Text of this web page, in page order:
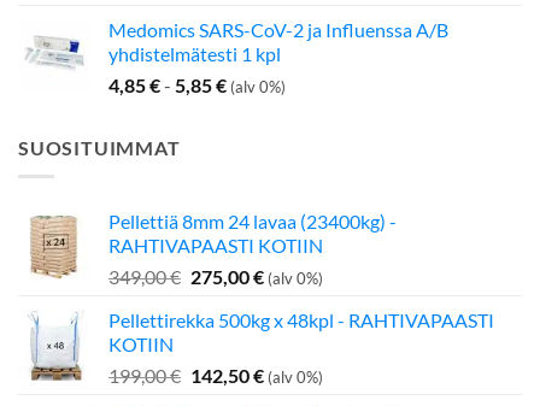
Medomics SARS-CoV-2 ja Influenssa A/B
yhdistelmätesti 1 kpl
4,85€- 5,85€ (alv 0%)
SUOSITUIMMAT
Pellettiä 8mm 24 lavaa (23400kg) -
RAHTIVAPAASTI KOTIIN
349,00€ Alkuperäinen
oli:
275,00€Nykyinen
on:
(alv 0%)
Pellettirekka 500kg x 48kpl - RAHTIVAPAASTI
KOTIIN
199,00€ Alkuperäinen
142,50€Nykyinen
(alv 0%)